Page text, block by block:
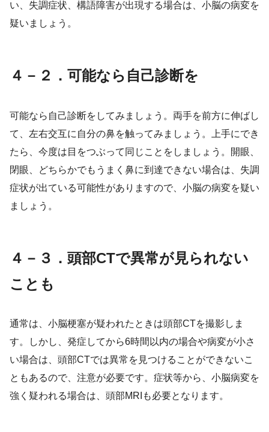
い、失調症状、構語障害が出現する場合は、小脳の病変を
疑いましょう。
４－２．可能なら自己診断を
可能なら自己診断をしてみましょう。両手を前方に伸ばし
て、左右交互に自分の鼻を触ってみましょう。上手にでき
たら、今度は目をつぶって同じことをしましょう。開眼、
閉眼、どちらかでもうまく鼻に到達できない場合は、失調
症状が出ている可能性がありますので、小脳の病変を疑い
ましょう。
４－３．頭部CTで異常が見られない
ことも
通常は、小脳梗塞が疑われたときは頭部CTを撮影しま
す。しかし、発症してから6時間以内の場合や病変が小さ
い場合は、頭部CTでは異常を見つけることができないこ
ともあるので、注意が必要です。症状等から、小脳病変を
強く疑われる場合は、頭部MRIも必要となります。